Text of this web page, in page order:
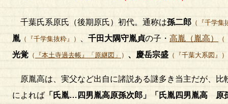
千葉氏系原氏（後期原氏）初代。通称は孫二郎 （『千学集
胤（『千学集抜粋』） 、 千田大隅守胤貞の子・ 高胤（胤高）
光覚 （ 『本土寺過去帳』「原継図」 ） 、慶岳宗盛 （『千葉大系図』）
原胤高は、実父など出自に諸説ある謎多き当主だが、
によれば「氏胤…四男胤高原孫次郎」「氏胤四男胤高 原